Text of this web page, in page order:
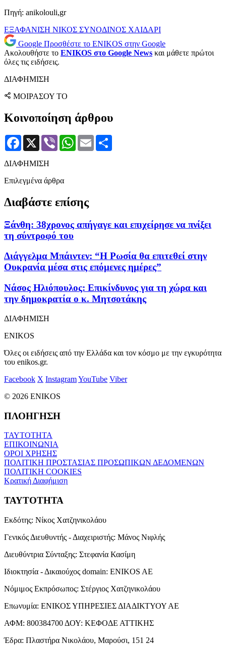
Πηγή: anikolouli,gr
ΕΞΑΦΑΝΙΣΗ ΝΙΚΟΣ ΣΥΝΟΔΙΝΟΣ ΧΑΙΔΑΡΙ
Google Προσθέστε το ENIKOS στην Google
Ακολουθήστε το ENIKOS στο Google News και μάθετε πρώτοι
όλες τις ειδήσεις.
ΔΙΑΦΗΜΙΣΗ
ΜΟΙΡΑΣΟΥ ΤΟ
Κοινοποίηση άρθρου
Facebook
X Viber WhatsApp
Email
ΔΙΑΦΗΜΙΣΗ
Επιλεγμένα άρθρα
Διαβάστε επίσης
Ξάνθη: 38χρονος απήγαγε και επιχείρησε να πνίξει
τη σύντροφό του
Διάγγελμα Μπάιντεν: “Η Ρωσία θα επιτεθεί στην
Ουκρανία μέσα στις επόμενες ημέρες”
Νάσος Ηλιόπουλος: Επικίνδυνος για τη χώρα και
την δημοκρατία ο κ. Μητσοτάκης
ΔΙΑΦΗΜΙΣΗ
ENIKOS
Όλες οι ειδήσεις από την Ελλάδα και τον κόσμο με την εγκυρότητα
του enikos.gr.
Facebook X InstagramYouTube Viber
© 2026 ENIKOS
ΠΛΟΗΓΗΣΗ
ΤΑΥΤΟΤΗΤΑ
ΕΠΙΚΟΙΝΩΝΙΑ
ΟΡΟΙ ΧΡΗΣΗΣ
ΠΟΛΙΤΙΚΗ ΠΡΟΣΤΑΣΙΑΣ ΠΡΟΣΩΠΙΚΩΝ ΔΕΔΟΜΕΝΩΝ
ΠΟΛΙΤΙΚΗ COOKIES
Κρατική Διαφήμιση
ΤΑΥΤΟΤΗΤΑ
Εκδότης: Νίκος Χατζηνικολάου
Γενικός Διευθυντής - Διαχειριστής: Μάνος Νιφλής
Διευθύντρια Σύνταξης: Στεφανία Κασίμη
Ιδιοκτησία - Δικαιούχος domain: ENIKOS AE
Νόμιμος Εκπρόσωπος: Στέργιος Χατζηνικολάου
Επωνυμία: ΕΝΙΚΟΣ ΥΠΗΡΕΣΙΕΣ ΔΙΑΔΙΚΤΥΟΥ ΑΕ
ΑΦΜ: 800384700 ΔΟΥ: ΚΕΦΟΔΕ ΑΤΤΙΚΗΣ
Έδρα: Πλαστήρα Νικολάου, Μαρούσι, 151 24